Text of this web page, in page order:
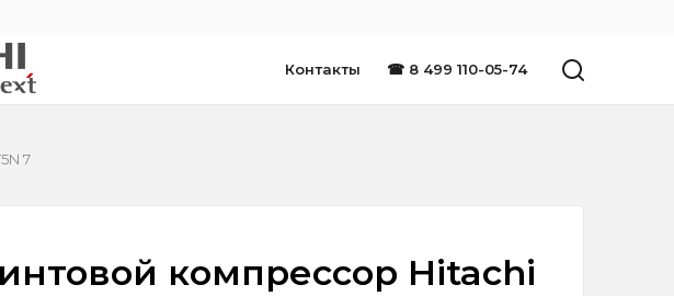
Контакты ☎ 8 499 110-05-74
7
компрессор Hitachi